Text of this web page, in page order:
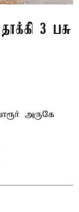
3 பசு
அருகே